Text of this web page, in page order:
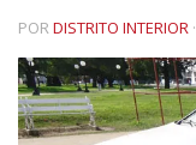
PORDISTRITO INTERIOR ·